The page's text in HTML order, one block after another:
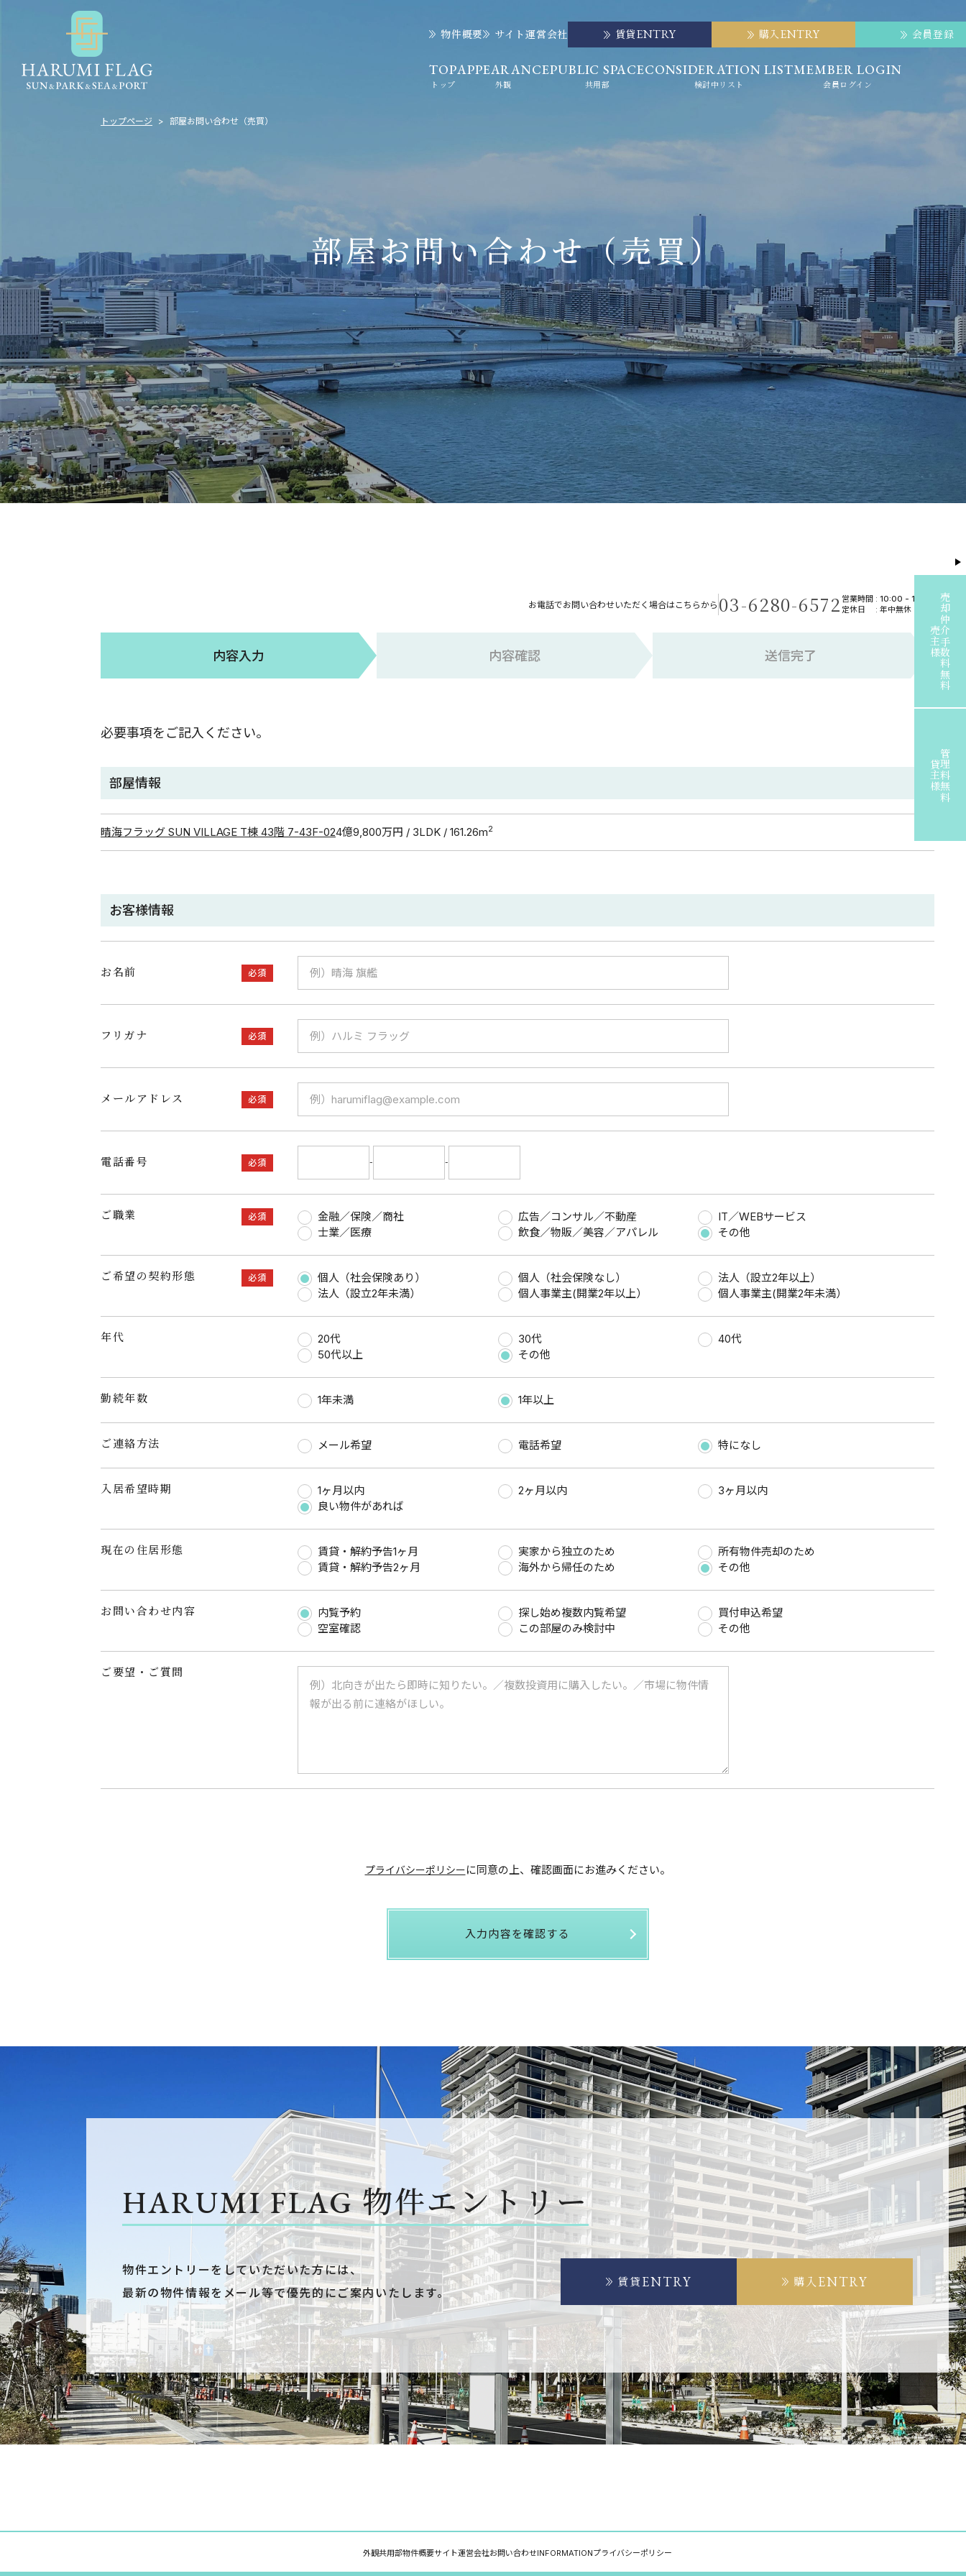
物件概要 サイト運営会社 賃貸ENTRY 購入ENTRY 会員登録
TOP
トップ
APPEARANCE
外観
PUBLIC SPACE
共用部
CONSIDERATION LIST
検討中リスト
MEMBER LOGIN
会員ログイン
トップページ 部屋お問い合わせ（売買）
部屋お問い合わせ（売買）
お電話でお問い合わせいただく場合はこちらから 03-6280-6572 営業時間 : 10:00 - 19:00
定休日
: 年中無休
内容入力 内容確認 送信完了
必要事項をご記入ください。
部屋情報
晴海フラッグ SUN VILLAGE T棟 43階 7-43F-024億9,800万円 / 3LDK / 161.26m2
お客様情報
お名前 必須
フリガナ 必須
メールアドレス 必須
電話番号 必須 - -
ご職業 必須 金融／保険／商社 広告／コンサル／不動産
IT／WEBサービス
士業／医療
飲食／物販／美容／アパレル その他
ご希望の契約形態 必須 個人（社会保険あり） 個人（社会保険なし）
法人（設立2年以上）
法人（設立2年未満）
個人事業主(開業2年以上） 個人事業主(開業2年未満）
年代 20代 30代
40代
50代以上
その他
勤続年数 1年未満 1年以上
ご連絡方法 メール希望 電話希望 特になし
入居希望時期 1ヶ月以内 2ヶ月以内
3ヶ月以内
良い物件があれば
現在の住居形態 賃貸・解約予告1ヶ月 実家から独立のため
所有物件売却のため
賃貸・解約予告2ヶ月
海外から帰任のため その他
お問い合わせ内容 内覧予約 探し始め複数内覧希望
買付申込希望
空室確認
この部屋のみ検討中 その他
ご要望・ご質問
プライバシーポリシーに同意の上、 確認画面にお進みください。
入力内容を確認する
HARUMI FLAG物件エントリー
物件エントリーをしていただいた方には、
最新の物件情報をメール等で優先的にご案内いたします。
賃貸 ENTRY 購入 ENTRY
外観共用部物件概要サイト運営会社お問い合わせINFORMATIONプライバシーポリシー
売主様売却仲介手数料無料
貸主様管理料無料